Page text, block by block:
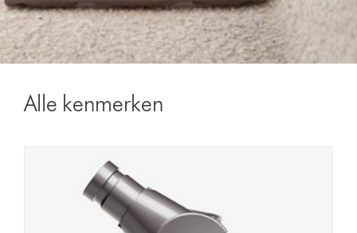
Alle kenmerken